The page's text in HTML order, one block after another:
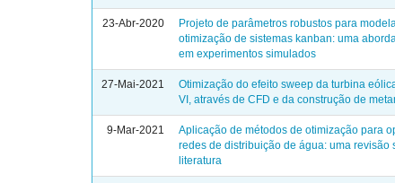
23-Abr-2020
Projeto de parâmetros robustos para
otimização de sistemas kanban: uma
em experimentos simulados
27-Mai-2021
Otimização do efeito sweep da turbina
VI, através de CFD e da construção de
9-Mar-2021
Aplicação de métodos de otimização para
redes de distribuição de água: uma revisão
literatura